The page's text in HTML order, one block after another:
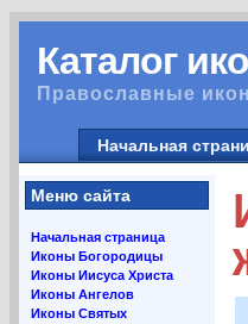
Каталог
Православные
Начальная
Меню сайта
Начальная страница
Иконы Богородицы
Иконы Иисуса Христа
Иконы Ангелов
Иконы Святых